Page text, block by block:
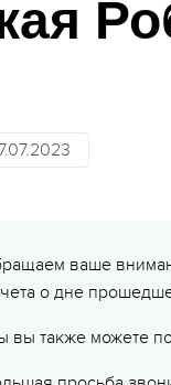
лагеря
Статьи
ваше
о дне
вы также можете